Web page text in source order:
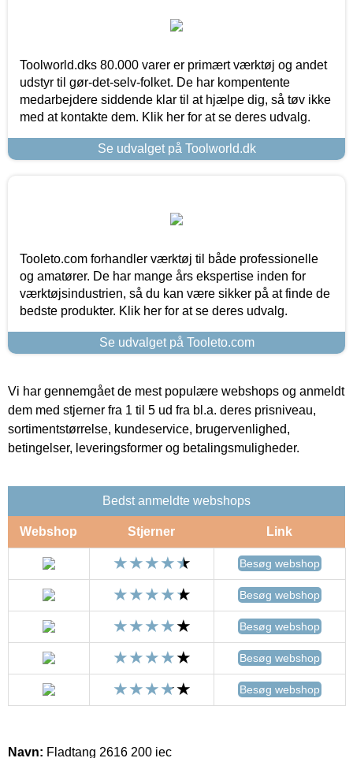
Toolworld.dks 80.000 varer er primært værktøj og andet
udstyr til gør-det-selv-folket. De har kompentente
medarbejdere siddende klar til at hjælpe dig, så tøv ikke
med at kontakte dem. Klik her for at se deres udvalg.
Se udvalget på Toolworld.dk
Tooleto.com forhandler værktøj til både professionelle
og amatører. De har mange års ekspertise inden for
værktøjsindustrien, så du kan være sikker på at finde de
bedste produkter. Klik her for at se deres udvalg.
Se udvalget på Tooleto.com
Vi har gennemgået de mest populære webshops og anmeldt
dem med stjerner fra 1 til 5 ud fra bl.a. deres prisniveau,
sortimentstørrelse, kundeservice, brugervenlighed,
betingelser, leveringsformer og betalingsmuligheder.
Bedst anmeldte webshops
Webshop Stjerner Link
Besøg webshop
Besøg webshop
Besøg webshop
Besøg webshop
Besøg webshop
Navn: Fladtang 2616 200 iec